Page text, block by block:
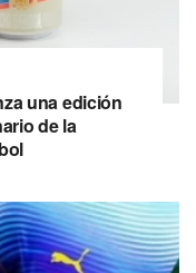
una edición
de la